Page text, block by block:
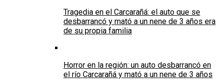
Tragedia en el Carcarañá: el auto que se
desbarrancó y mató a un nene de 3 años era
de su propia familia
Horror en la región: un auto desbarrancó en
el río Carcarañá y mató a un nene de 3 años